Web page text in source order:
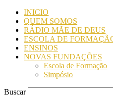
INICIO
QUEM SOMOS
RÁDIO MÃE DE DEUS
ESCOLA DE
ENSINOS
NOVAS FUNDAÇÕES
Escola de Formação
Simpósio
Buscar